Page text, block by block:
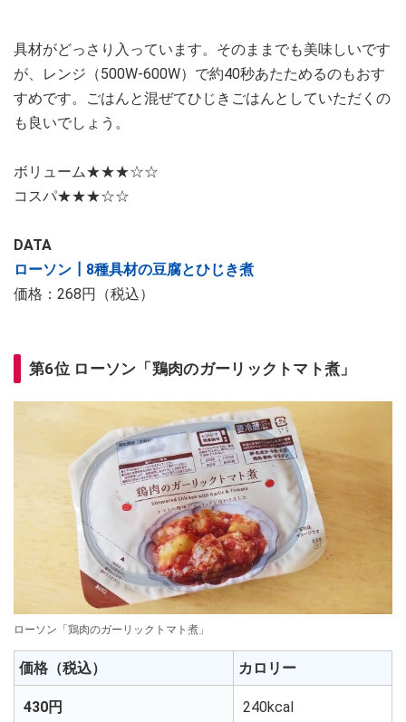
具材がどっさり入っています。そのままでも美味しいです
が、レンジ（500W-600W）で約40秒あたためるのもおす
すめです。ごはんと混ぜてひじきごはんとしていただくの
も良いでしょう。
ボリューム★★★☆☆
コスパ★★★☆☆
DATA
ローソン┃8種具材の豆腐とひじき煮
価格：268円（税込）
第6位 ローソン「鶏肉のガーリックトマト煮」
ローソン「鶏肉のガーリックトマト煮」
価格（税込） カロリー
430円 240kcal